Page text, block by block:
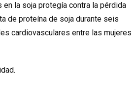
la soja protegía contra la pérdida
de proteína de soja durante seis
cardiovasculares entre las mujeres